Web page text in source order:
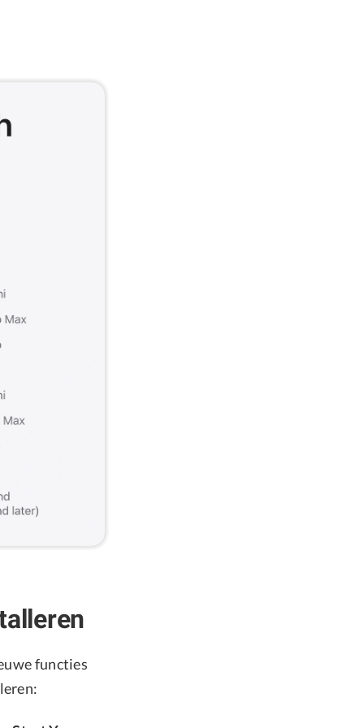
functies